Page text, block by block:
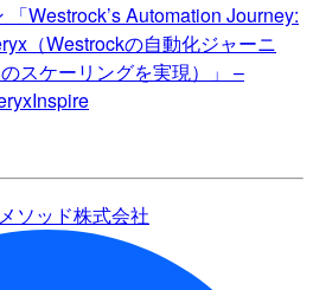
「Westrock’s Automation Journey:
（Westrockの自動化ジャーニ
スケーリングを実現）」 –
ソッド株式会社